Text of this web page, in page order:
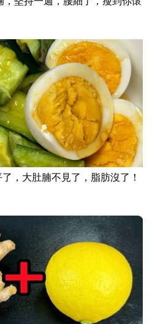
，大肚腩不見了，脂肪沒了！